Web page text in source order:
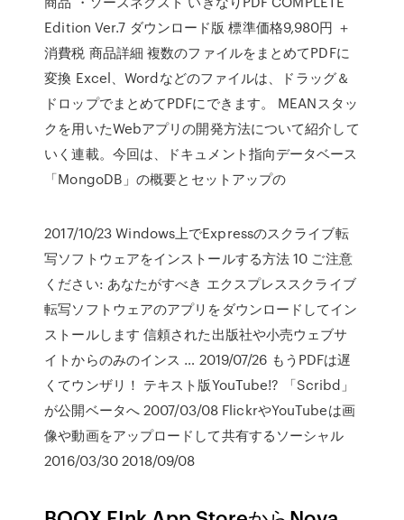
Edition Ver.7 ダウンロード版 標準価格9,980円 ＋
消費税 商品詳細 複数のファイルをまとめてPDFに
変換 Excel、Wordなどのファイルは、ドラッグ＆
ドロップでまとめてPDFにできます。 MEANスタッ
クを用いたWebアプリの開発方法について紹介して
いく連載。今回は、ドキュメント指向データベース
「MongoDB」の概要とセットアップの
2017/10/23 Windows上でExpressのスクライブ転
写ソフトウェアをインストールする方法 10 ご注意
ください: あなたがすべき エクスプレススクライブ
転写ソフトウェアのアプリをダウンロードしてイン
ストールします 信頼された出版社や小売ウェブサ
イトからのみのインス … 2019/07/26 もうPDFは遅
くてウンザリ！ テキスト版YouTube!? 「Scribd」
が公開ベータへ 2007/03/08 FlickrやYouTubeは画
像や動画をアップロードして共有するソーシャル
2016/03/30 2018/09/08